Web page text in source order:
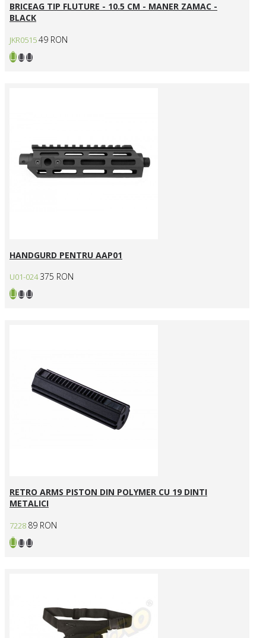
BRICEAG TIP FLUTURE - 10.5 CM - MANER ZAMAC -
BLACK
JKR051549 RON
HANDGURD PENTRU AAP01
U01-024 375 RON
RETRO ARMS PISTON DIN POLYMER CU 19 DINTI
METALICI
7228 89 RON